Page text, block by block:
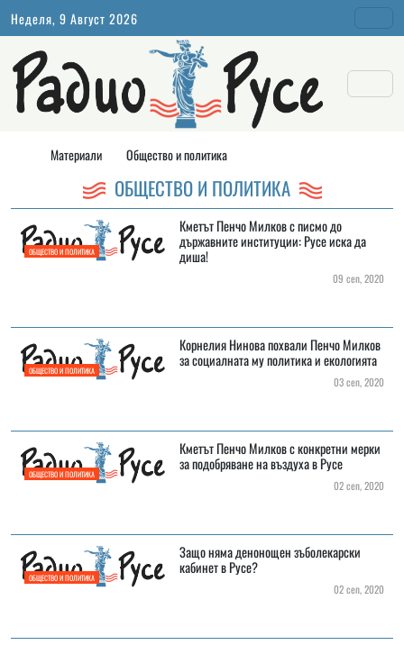
Неделя, 9 Август 2026
Материали Общество и политика
ОБЩЕСТВО И ПОЛИТИКА
ОБЩЕСТВО И ПОЛИТИКА
Кметът Пенчо Милков с писмо до
държавните институции: Русе иска да
диша!
09 сеп, 2020
ОБЩЕСТВО И ПОЛИТИКА
Корнелия Нинова похвали Пенчо Милков
за социалната му политика и екологията
03 сеп, 2020
ОБЩЕСТВО И ПОЛИТИКА
Кметът Пенчо Милков с конкретни мерки
за подобряване на въздуха в Русе
02 сеп, 2020
ОБЩЕСТВО И ПОЛИТИКА
Защо няма денонощен зъболекарски
кабинет в Русе?
02 сеп, 2020